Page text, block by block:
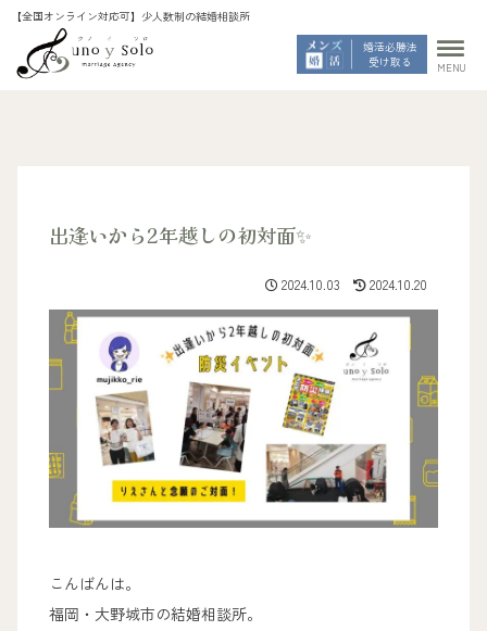
婚活必勝法
受け取る
出逢いから2年越しの初対面✨
2024.10.03 2024.10.20
こんばんは。
福岡・大野城市の結婚相談所。
MENU